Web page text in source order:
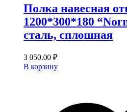
Полка навесная
1200*300*180
сталь, сплошная
3 050.00 ₽
В корзину